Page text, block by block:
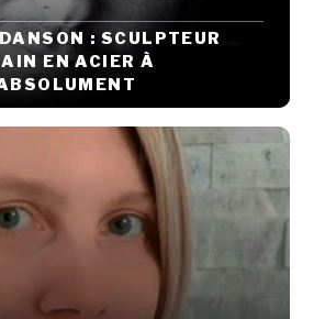
: SCULPTEUR
EN ACIER À